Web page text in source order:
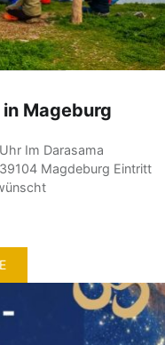
Mageburg
Im Darasama
Magdeburg Eintritt